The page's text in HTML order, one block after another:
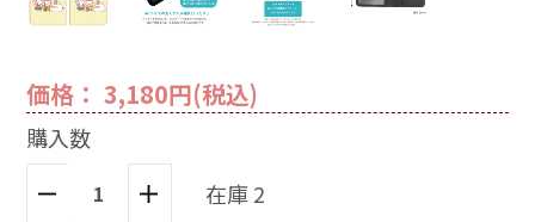
価格： 3,180円(税込)
購入数
在庫 2